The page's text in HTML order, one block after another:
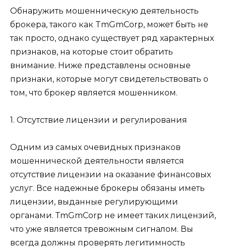
Обнаружить мошенническую деятельность
брокера, такого как TmGmCorp, может быть не
так просто, однако существует ряд характерных
признаков, на которые стоит обратить
внимание. Ниже представлены основные
признаки, которые могут свидетельствовать о
том, что брокер является мошенником.
1. Отсутствие лицензии и регулирования
Одним из самых очевидных признаков
мошеннической деятельности является
отсутствие лицензии на оказание финансовых
услуг. Все надежные брокеры обязаны иметь
лицензии, выданные регулирующими
органами. ТmGmCorp не имеет таких лицензий,
что уже является тревожным сигналом. Вы
всегда должны проверять легитимность